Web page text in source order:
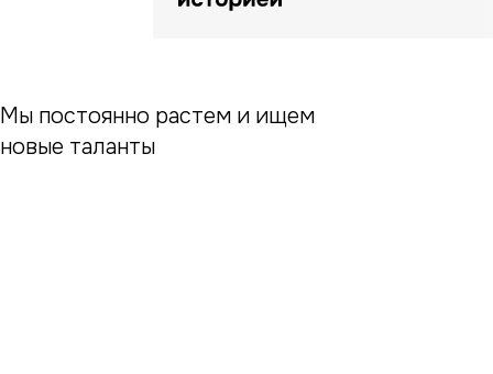
Мы постоянно растем и ищем
новые таланты